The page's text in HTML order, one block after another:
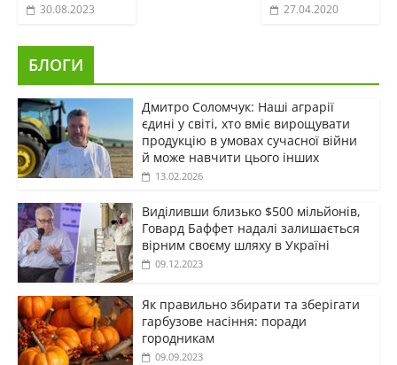
30.08.2023 27.04.2020
БЛОГИ
Дмитро Соломчук: Наші аграрії
єдині у світі, хто вміє вирощувати
продукцію в умовах сучасної війни
й може навчити цього інших
13.02.2026
Виділивши близько $500 мільйонів,
Говард Баффет надалі залишається
вірним своєму шляху в Україні
09.12.2023
Як правильно збирати та зберігати
гарбузове насіння: поради
городникам
09.09.2023